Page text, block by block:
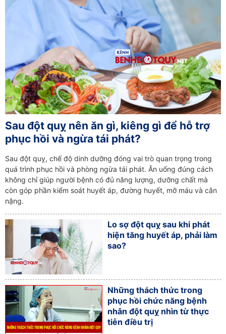
Sau đột quỵ nên ăn gì, kiêng gì để hỗ trợ
phục hồi và ngừa tái phát?
Sau đột quỵ, chế độ dinh dưỡng đóng vai trò quan trọng trong
quá trình phục hồi và phòng ngừa tái phát. Ăn uống đúng cách
không chỉ giúp người bệnh có đủ năng lượng, dưỡng chất mà
còn góp phần kiểm soát huyết áp, đường huyết, mỡ máu và cân
nặng.
Lo sợ đột quỵ sau khi phát
hiện tăng huyết áp, phải làm
sao?
Những thách thức trong
phục hồi chức năng bệnh
nhân đột quỵ nhìn từ thực
tiễn điều trị